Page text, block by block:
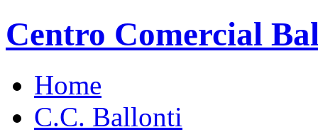
Centro Comercial
Home
C.C. Ballonti